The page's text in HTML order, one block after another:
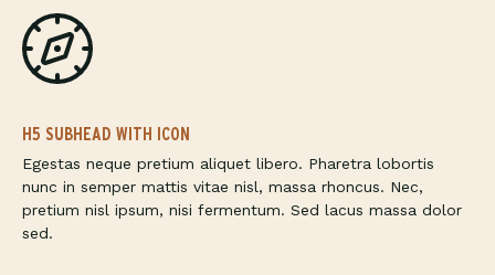
H5 SUBHEAD WITH ICON
Egestas neque pretium aliquet libero. Pharetra lobortis
nunc in semper mattis vitae nisl, massa rhoncus. Nec,
pretium nisl ipsum, nisi fermentum. Sed lacus massa dolor
sed.